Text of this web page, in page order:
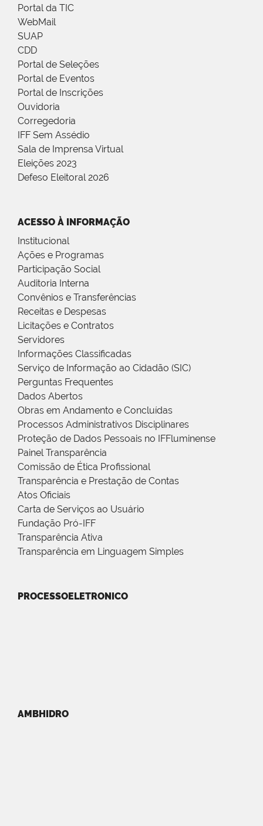
Portal da TIC
WebMail
SUAP
CDD
Portal de Seleções
Portal de Eventos
Portal de Inscrições
Ouvidoria
Corregedoria
IFF Sem Assédio
Sala de Imprensa Virtual
Eleições 2023
Defeso Eleitoral 2026
ACESSO À INFORMAÇÃO
Institucional
Ações e Programas
Participação Social
Auditoria Interna
Convênios e Transferências
Receitas e Despesas
Licitações e Contratos
Servidores
Informações Classificadas
Serviço de Informação ao Cidadão (SIC)
Perguntas Frequentes
Dados Abertos
Obras em Andamento e Concluídas
Processos Administrativos Disciplinares
Proteção de Dados Pessoais no IFFluminense
Painel Transparência
Comissão de Ética Profissional
Transparência e Prestação de Contas
Atos Oficiais
Carta de Serviços ao Usuário
Fundação Pró-IFF
Transparência Ativa
Transparência em Linguagem Simples
PROCESSOELETRONICO
AMBHIDRO